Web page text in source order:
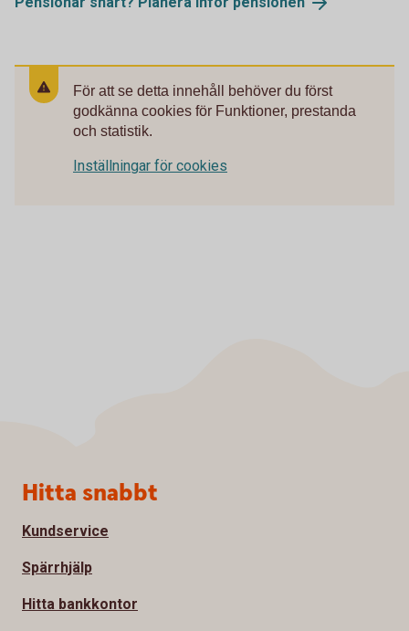
För att se detta innehåll behöver du först
godkänna cookies för Funktioner, prestanda
och statistik.
Inställningar för cookies
Sidfot
Hitta snabbt
Kundservice
Spärrhjälp
Hitta bankkontor